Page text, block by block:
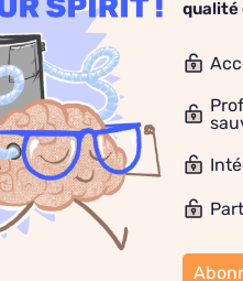
qualité